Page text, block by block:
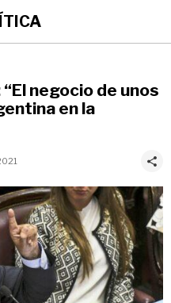
negocio de unos
en la